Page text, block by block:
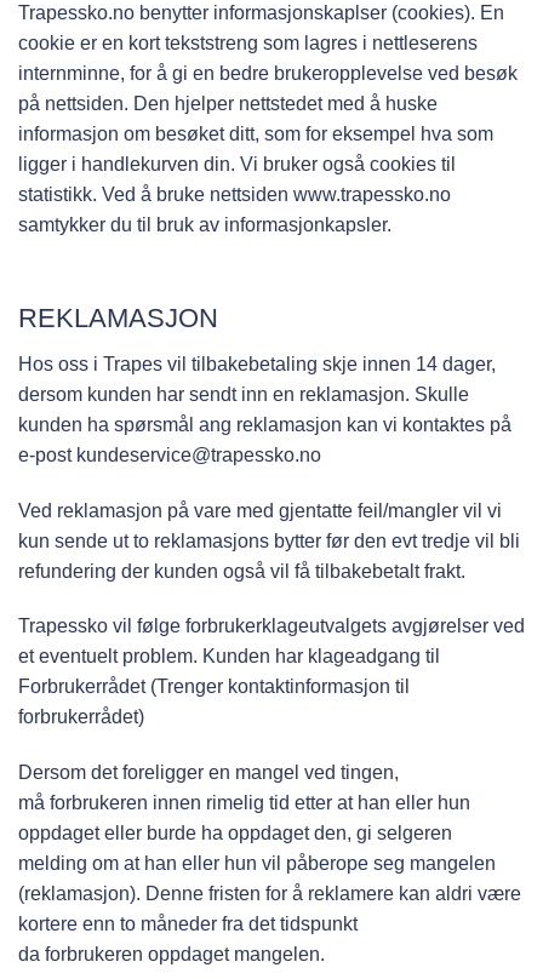
Trapessko.no benytter informasjonskaplser (cookies). En
cookie er en kort tekststreng som lagres i nettleserens
internminne, for å gi en bedre brukeropplevelse ved besøk
på nettsiden. Den hjelper nettstedet med å huske
informasjon om besøket ditt, som for eksempel hva som
ligger i handlekurven din. Vi bruker også cookies til
statistikk. Ved å bruke nettsiden www.trapessko.no
samtykker du til bruk av informasjonkapsler.
REKLAMASJON
Hos oss i Trapes vil tilbakebetaling skje innen 14 dager,
dersom kunden har sendt inn en reklamasjon. Skulle
kunden ha spørsmål ang reklamasjon kan vi kontaktes på
e-post kundeservice@trapessko.no
Ved reklamasjon på vare med gjentatte feil/mangler vil vi
kun sende ut to reklamasjons bytter før den evt tredje vil bli
refundering der kunden også vil få tilbakebetalt frakt.
Trapessko vil følge forbrukerklageutvalgets avgjørelser ved
et eventuelt problem. Kunden har klageadgang til
Forbrukerrådet (Trenger kontaktinformasjon til
forbrukerrådet)
Dersom det foreligger en mangel ved tingen,
må forbrukeren innen rimelig tid etter at han eller hun
oppdaget eller burde ha oppdaget den, gi selgeren
melding om at han eller hun vil påberope seg mangelen
(reklamasjon). Denne fristen for å reklamere kan aldri være
kortere enn to måneder fra det tidspunkt
da forbrukeren oppdaget mangelen.